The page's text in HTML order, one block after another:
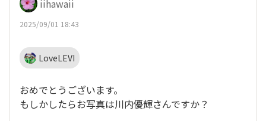
iihawaii
2025/09/01 18:43
LoveLEVI
おめでとうございます。
もしかしたらお写真は川内優輝さんですか？